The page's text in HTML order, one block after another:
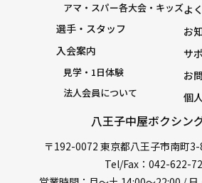
八王子中屋ボクシン
〒192-0072 東京都八王子市南町
Tel/Fax：042-622-
アマ・スパー各大会・キッズ
選手・スタッフ
入会案内
見学・1日体験
法人会員について
よ
お
サ
お
個